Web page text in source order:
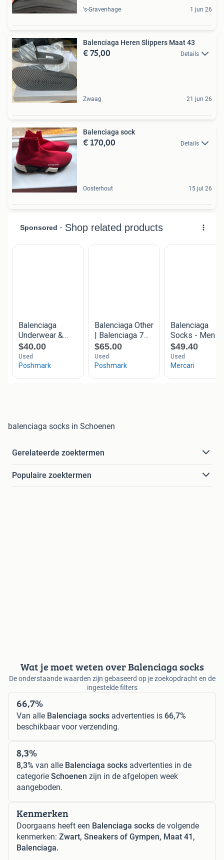
's-Gravenhage 1 jun 26
Balenciaga Heren Slippers Maat 43
€ 75,00 Details
Zwaag 21 jun 26
Balenciaga sock
€ 170,00 Details
Oosterhout 15 jul 26
balenciaga socks in Schoenen
Gerelateerde zoektermen
Populaire zoektermen
Wat je moet weten over Balenciaga socks
De onderstaande waarden zijn gebaseerd op je zoekopdracht en de
ingestelde filters
66,7%
Van alle Balenciaga socks advertenties is 66,7%
beschikbaar voor verzending.
8,3%
8,3% van alle Balenciaga socks advertenties in de
categorie Schoenen zijn in de afgelopen week
aangeboden.
Kenmerken
Doorgaans heeft een Balenciaga socks de volgende
kenmerken: Zwart, Sneakers of Gympen, Maat 41,
Balenciaga.